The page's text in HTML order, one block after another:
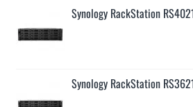
Synology RackStation
Synology RackStation